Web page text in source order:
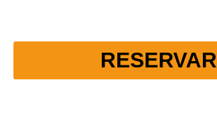
RESERVAR